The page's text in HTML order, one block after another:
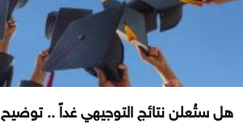
هل ستُعلن نتائج التوجيهي غداً .. توضيح